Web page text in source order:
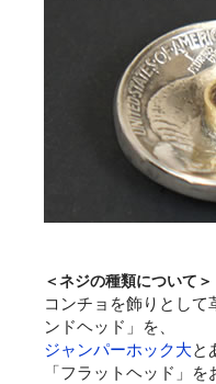
＜ネジの種類について＞
コンチョを飾りとし
ンドヘッド」を、
ジャンパーホック大と
「フラットヘッド」を